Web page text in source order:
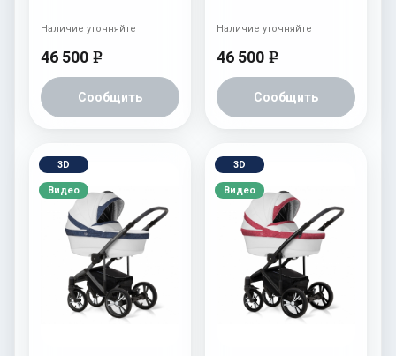
46 500 e
Сообщить
Наличие уточняйте
46 500 e
Сообщить
Наличие уточняйте
3D
Видео
3D
Видео